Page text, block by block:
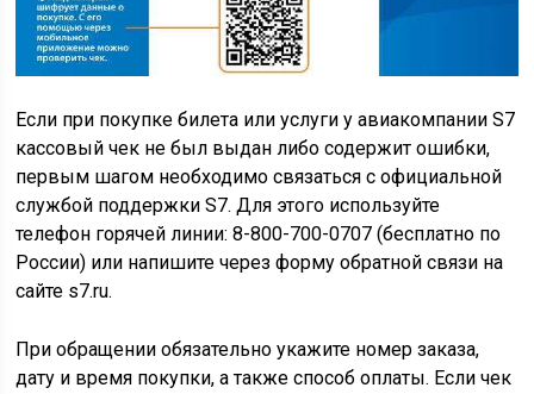
Если при покупке билета или услуги у авиакомпании S7
кассовый чек не был выдан либо содержит ошибки,
первым шагом необходимо связаться с официальной
службой поддержки S7. Для этого используйте
телефон горячей линии: 8-800-700-0707 (бесплатно по
России) или напишите через форму обратной связи на
сайте s7.ru.
При обращении обязательно укажите номер заказа,
дату и время покупки, а также способ оплаты. Если чек